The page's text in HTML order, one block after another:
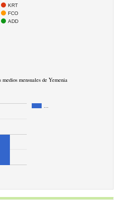
KRT
FCO
ADD
mensuales de Yemenia